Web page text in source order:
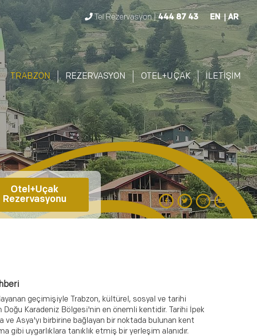
TRABZON REZERVASYON OTEL+UÇAK İLETİŞİM
Tel Rezervasyon | 444 87 43 EN AR
Otel+Uçak
Rezervasyonu
geçimişiyle Trabzon, kültürel, sosyal ve tarihi
Doğu Karadeniz Bölgesi'nin en önemli kentidir. Tarihi İpek
ve Asya'yı birbirine bağlayan bir noktada bulunan kent
gibi uygarlıklara tanıklık etmiş bir yerleşim alanıdır.